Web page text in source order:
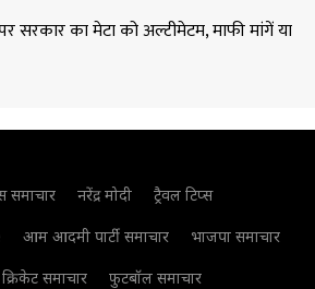
पर सरकार का मेटा को अल्टीमेटम, माफी मांगें या
समाचार नरेंद्र मोदी
ट्रैवल टिप्स
आम आदमी पार्टी समाचार
भाजपा समाचार
क्रिकेट समाचार
फुटबॉल समाचार